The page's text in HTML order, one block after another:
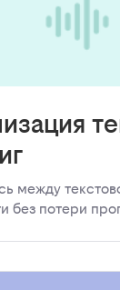
между
без потери